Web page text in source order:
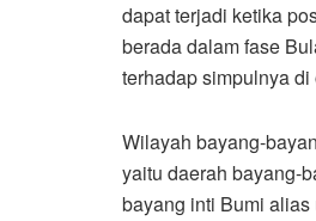
dapat terjadi ketika
berada dalam fase
terhadap simpulnya di
Wilayah bayang-
yaitu daerah bayang-
bayang inti Bumi